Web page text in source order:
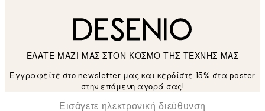
ΕΛΑΤΕ ΜΑΖΙ ΜΑΣ ΣΤΟΝ ΚΟΣΜΟ ΤΗΣ ΤΕΧΝΗΣ ΜΑΣ
Εγγραφείτε στο newsletter μας και κερδίστε 15% στα poster
στην επόμενη αγορά σας!
Ηλεκτρονική Διεύθυνση